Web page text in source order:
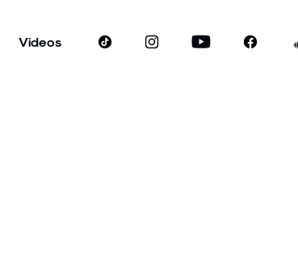
Videos